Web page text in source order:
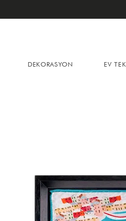
DEKORASYON EV